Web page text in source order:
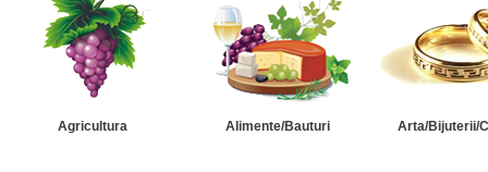
Agricultura Alimente/Bauturi Arta/Bijuterii/